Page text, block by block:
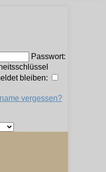
Passwort:
bleiben:
vergessen?